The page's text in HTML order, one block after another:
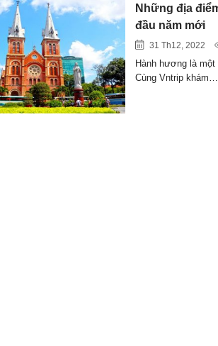
Những địa
đầu năm mới
31 Th12, 2022
Hành hương là
Cùng Vntrip khám…